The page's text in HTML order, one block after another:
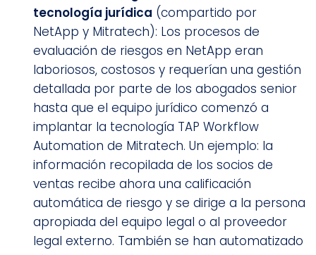
tecnología jurídica (compartido por
NetApp y Mitratech): Los procesos de
evaluación de riesgos en NetApp eran
laboriosos, costosos y requerían una gestión
detallada por parte de los abogados senior
hasta que el equipo jurídico comenzó a
implantar la tecnología TAP Workflow
Automation de Mitratech. Un ejemplo: la
información recopilada de los socios de
ventas recibe ahora una calificación
automática de riesgo y se dirige a la persona
apropiada del equipo legal o al proveedor
legal externo. También se han automatizado